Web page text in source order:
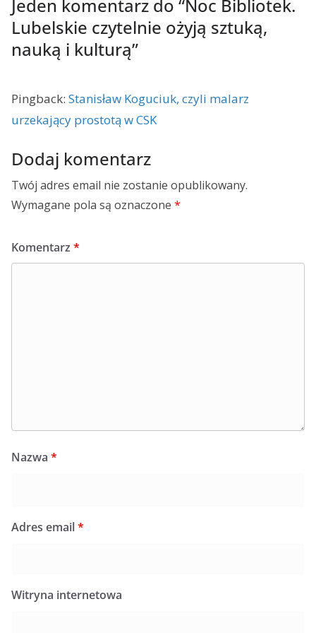
Jeden komentarz do “Noc Bibliotek.
Lubelskie czytelnie ożyją sztuką,
nauką i kulturą”
Pingback: Stanisław Koguciuk, czyli malarz
urzekający prostotą w CSK
Dodaj komentarz
Twój adres email nie zostanie opublikowany.
Wymagane pola są oznaczone *
Komentarz *
Nazwa *
Adres email*
Witryna internetowa